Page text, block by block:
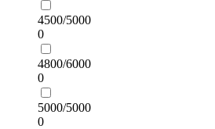
4500/5000
0
4800/6000
0
5000/5000
0